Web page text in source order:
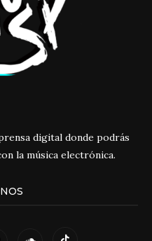
digital donde podrás
la música electrónica.